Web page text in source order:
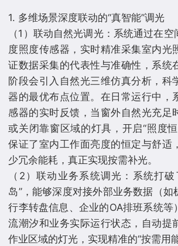
1. 多维场景深度联动的“真智能”调光
（1）联动自然光调光：系统通过在
度照度传感器，实时精准采集室内光
证数据采集的代表性与准确性，系统
阶段会引入自然光三维仿真分析，科
器的最优布点位置。在日常运行中，
感器的实时反馈，当窗外自然光充足
或关闭靠窗区域的灯具，开启“照度
保证了室内工作面亮度的恒定与舒适
少冗余能耗，真正实现按需补光。
（2）联动业务系统调光：系统打
岛”，能够深度对接外部业务数据（如
行李转盘信息、企业的OA排班系统等
流潮汐和业务实际运行状态，自动提
作业区域的灯光，实现精准的“按需用能